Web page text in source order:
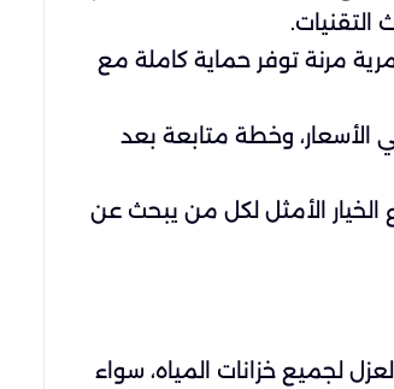
التقنيات.
مرنة توفر حماية كاملة مع
الأسعار، وخطة متابعة بعد
الخيار الأمثل لكل من يبحث عن
لجميع خزانات المياه، سواء